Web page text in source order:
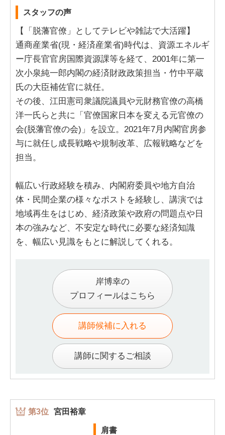
スタッフの声
【「脱藩官僚」としてテレビや雑誌で大活躍】
通商産業省(現・経済産業省)時代は、資源エネルギ
ー庁長官官房国際資源課等を経て、2001年に第一
次小泉純一郎内閣の経済財政政策担当・竹中平蔵
氏の大臣補佐官に就任。
その後、江田憲司衆議院議員や元財務官僚の高橋
洋一氏らと共に「官僚国家日本を変える元官僚の
会(脱藩官僚の会)」を設立。2021年7月内閣官房参
与に就任し成長戦略や規制改革、広報戦略などを
担当。
幅広い行政経験を積み、内閣府委員や地方自治
体・民間企業の様々なポストを経験し、講演では
地域再生をはじめ、経済政策や政府の問題点や日
本の強みなど、不安定な時代に必要な経済知識
を、幅広い見識をもとに解説してくれる。
岸博幸の
プロフィールはこちら
講師候補に入れる
講師に関するご相談
第3位 宮田裕章
肩書